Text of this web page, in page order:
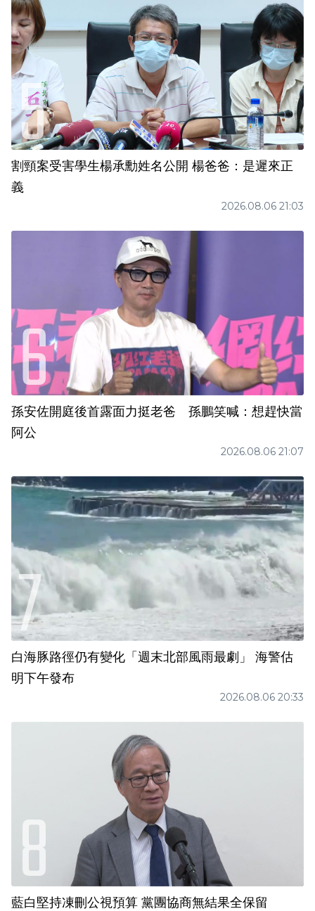
割頸案受害學生楊承勳姓名公開 楊爸爸：是遲來正
義
2026.08.06 21:03
孫安佐開庭後首露面力挺老爸 孫鵬笑喊：想趕快當
阿公
2026.08.06 21:07
白海豚路徑仍有變化「週末北部風雨最劇」 海警估
明下午發布
2026.08.06 20:33
藍白堅持凍刪公視預算 黨團協商無結果全保留